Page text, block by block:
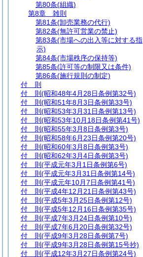
第80条(組織)
第8章
雑則
第81条(卸売業務の代行)
第82条(無許可営業の禁止)
第83条(市場への出入等に対する指
示)
第84条(市場秩序の保持等)
第85条(許可等の制限又は条件)
第86条(施行規則の制定)
付 則
付 則 (昭和48年4月28日条例第32号)
付 則 (昭和51年8月3日条例第33号)
付 則 (昭和53年3月31日条例第13号)
付 則 (昭和53年10月18日条例第41号)
付 則 (昭和55年3月8日条例第3号)
付 則 (昭和58年6月23日条例第20号)
付 則 (昭和60年3月8日条例第3号)
付 則 (昭和62年3月4日条例第3号)
付 則 (平成元年3月1日条例第6号)
付 則 (平成元年3月31日条例第14号)
付 則 (平成元年10月7日条例第41号)
付 則 (平成4年12月21日条例第43号)
付 則 (平成5年3月25日条例第12号)
付 則 (平成5年12月16日条例第35号)
付 則 (平成7年3月24日条例第10号)
付 則 (平成7年6月20日条例第32号)
付 則 (平成9年3月28日条例第7号)
付 則 (平成9年3月28日条例第15号抄)
付 則 (平成12年3月27日条例第24号)